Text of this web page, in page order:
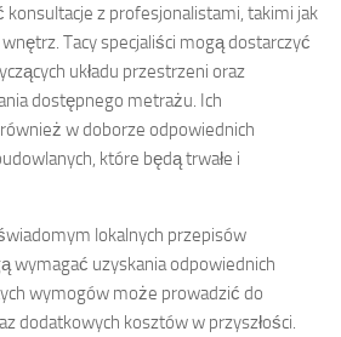
z profesjonalistami, takimi jak
Tacy specjaliści mogą dostarczyć
układu przestrzeni oraz
dostępnego metrażu. Ich
w doborze odpowiednich
które będą trwałe i
lokalnych przepisów
wymagać uzyskania odpowiednich
wymogów może prowadzić do
dodatkowych kosztów w przyszłości.